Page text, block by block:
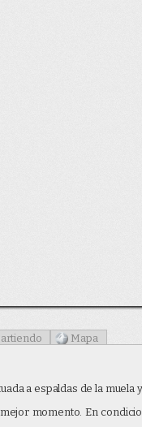
a espaldas de la
momento. En
para buscar otras
garabitos
Mapa